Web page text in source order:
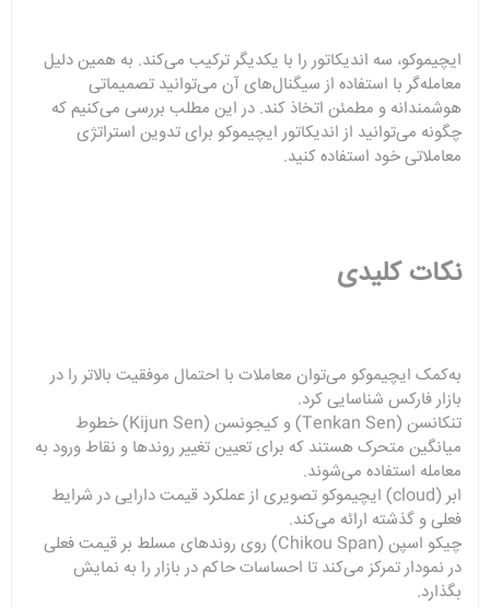
ایچیموکو، سه اندیکاتور را با یکدیگر ترکیب می‌کند. به همین دلیل
معامله‌گر با استفاده از سیگنال‌های آن می‌توانید تصمیماتی
هوشمندانه و مطمئن اتخاذ کند. در این مطلب بررسی می‌کنیم که
چگونه می‌توانید از اندیکاتور ایچیموکو برای تدوین استراتژی
معاملاتی خود استفاده کنید.
نکات کلیدی
به‌کمک ایچیموکو می‌توان معاملات با احتمال موفقیت بالاتر را در
بازار فارکس شناسایی کرد.
تنکانسن (Tenkan Sen) و کیجونسن (Kijun Sen) خطوط
میانگین متحرک هستند که برای تعیین تغییر روندها و نقاط ورود به
معامله استفاده می‌شوند.
ابر (cloud) ایچیموکو تصویری از عملکرد قیمت دارایی در شرایط
فعلی و گذشته ارائه می‌کند.
چیکو اسپن (Chikou Span) روی روندهای مسلط بر قیمت فعلی
در نمودار تمرکز می‌کند تا احساسات حاکم در بازار را به نمایش
بگذارد.